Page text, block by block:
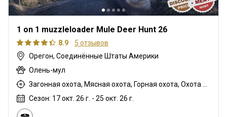
1 on 1 muzzleloader Mule Deer Hunt 26
8.9
5 отзывов
Орегон, Соединённые Штаты Америки
Олень-мул
Сезон: 17 окт. 26 г. - 25 окт. 26 г.